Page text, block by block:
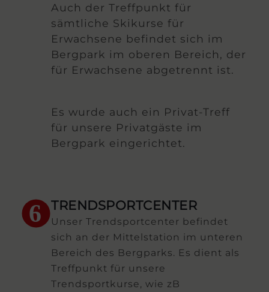
Auch der Treffpunkt für
sämtliche Skikurse für
Erwachsene befindet sich im
Bergpark im oberen Bereich, der
für Erwachsene abgetrennt ist.
Es wurde auch ein Privat-Treff
für unsere Privatgäste im
Bergpark eingerichtet.
6 TRENDSPORTCENTER
Unser Trendsportcenter befindet
sich an der Mittelstation im unteren
Bereich des Bergparks. Es dient als
Treffpunkt für unsere
Trendsportkurse, wie zB